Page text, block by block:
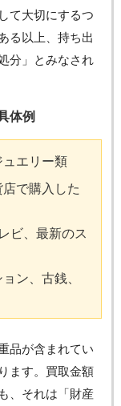
て大切にするつ
る以上、持ち出
分」とみなされ
体例
エリー類
で購入した
ビ、最新のス
ン、古銭、
品が含まれてい
ます。買取金額
、それは「財産